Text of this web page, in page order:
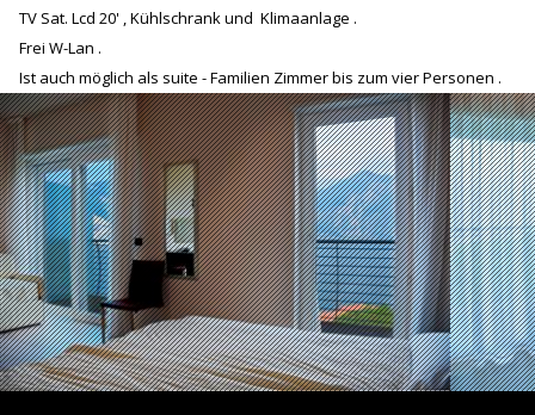
TV Sat. Lcd 20' , Kühlschrank und Klimaanlage .
Frei W-Lan .
Ist auch möglich als suite - Familien Zimmer bis zum vier Personen .